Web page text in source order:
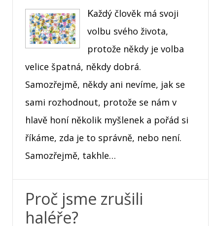
Každý člověk má svoji
volbu svého života,
protože někdy je volba
velice špatná, někdy dobrá.
Samozřejmě, někdy ani nevíme, jak se
sami rozhodnout, protože se nám v
hlavě honí několik myšlenek a pořád si
říkáme, zda je to správně, nebo není.
Samozřejmě, takhle…
Proč jsme zrušili
haléře?